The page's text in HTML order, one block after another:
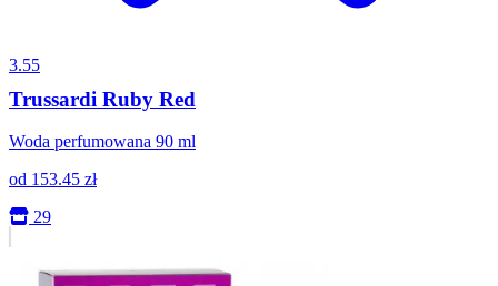
3.55
Trussardi Ruby Red
Woda perfumowana 90 ml
od 153.45 zł
29